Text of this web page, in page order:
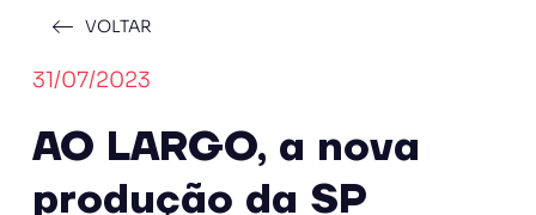
VOLTAR
31/07/2023
AO LARGO, a nova
produção da SP